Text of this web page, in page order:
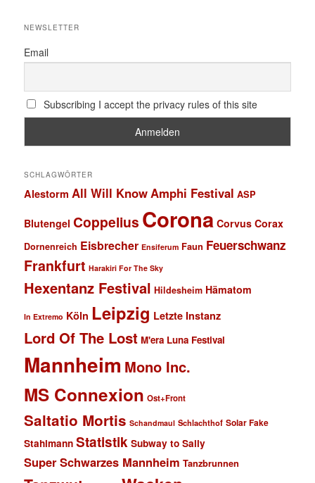
NEWSLETTER
Email
Subscribing I accept the privacy rules of this site
SCHLAGWÖRTER
Alestorm All Will KnowAmphi Festival ASP
Blutengel Coppelius Corona Corvus Corax
Dornenreich Eisbrecher Ensiferum Faun Feuerschwanz
Frankfurt Harakiri For The Sky
Hexentanz Festival Hildesheim Hämatom
In Extremo Köln Leipzig Letzte Instanz
Lord Of The Lost M'era Luna Festival
Mannheim Mono Inc.
MS Connexion Ost+Front
Saltatio Mortis Schandmaul Schlachthof Solar Fake
Stahlmann Statistik Subway to Sally
Super Schwarzes Mannheim Tanzbrunnen